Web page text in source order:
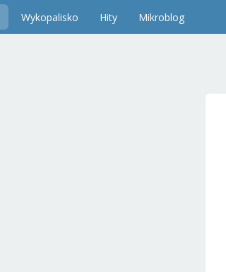
Wykopalisko Hity Mikroblog